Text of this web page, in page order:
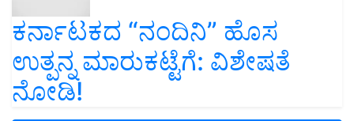
ಕರ್ನಾಟಕದ “ನಂದಿನಿ” ಹೊಸ
ಉತ್ಪನ್ನ ಮಾರುಕಟ್ಟೆಗೆ: ವಿಶೇಷತೆ
ನೋಡಿ!